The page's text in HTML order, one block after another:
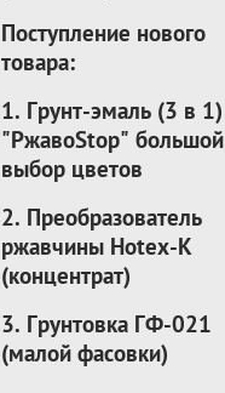
Поступление нового
товара:
1. Грунт-эмаль (3 в 1)
"РжавоStop" большой
выбор цветов
2. Преобразователь
ржавчины Hotex-K
(концентрат)
3. Грунтовка ГФ-021
(малой фасовки)